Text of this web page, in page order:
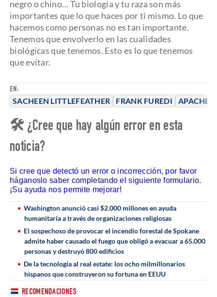
EN:
SACHEEN LITTLEFEATHER FRANK FUREDI APACHE
negro o chino… Tu biología y tu raza son más
importantes que lo que haces por ti mismo. Lo que
hacemos como personas no es tan importante.
Tenemos que envolverlo en las cualidades
biológicas que tenemos. Esto es lo que tenemos
que evitar.
🛠 ¿Cree que hay algún error en esta
noticia?
Si cree que detectó un error o incorrección, por favor
háganoslo saber completando el siguiente formulario.
¡Su ayuda nos permite mejorar!
Washington anunció casi $2.000 millones en ayuda
humanitaria a través de organizaciones religiosas
El sospechoso de provocar el incendio forestal de Spokane
admite haber causado el fuego que obligó a evacuar a 65.000
personas y destruyó 800 edificios
De la tecnología al real estate: los ocho milmillonarios
hispanos que construyeron su fortuna en EEUU
RECOMENDACIONES